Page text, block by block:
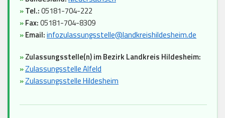
»Tel.:05181-704-222
»Fax:05181-704-8309
»Email:infozulassungsstelle@landkreishildesheim.de
»Zulassungsstelle(n) im Bezirk Landkreis Hildesheim:
»Zulassungsstelle Alfeld
»Zulassungsstelle Hildesheim